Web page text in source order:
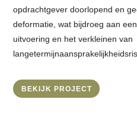
opdrachtgever doorlopend en
deformatie, wat bijdroeg aan
uitvoering en het verkleinen van
BEKIJK PROJECT